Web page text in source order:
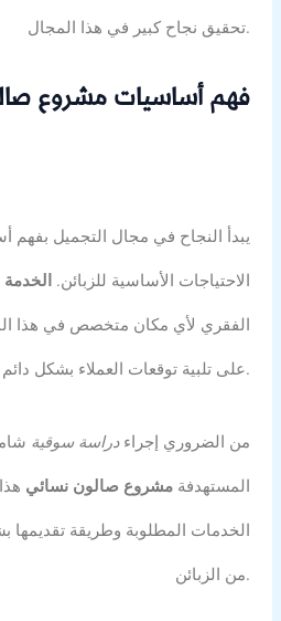
تحقيق نجاح كبير في هذا المجال.
فهم أساسيات مشروع
يبدأ النجاح في مجال التجميل بفهم
الاحتياجات الأساسية للزبائن.
الفقري لأي مكان متخصص في هذا
على تلبية توقعات العملاء بشكل دائم.
من الضروري إجراءدراسة سوقية
المستهدفة مشروع صالون نسائي
الخدمات المطلوبة وطريقة
من الزبائن.